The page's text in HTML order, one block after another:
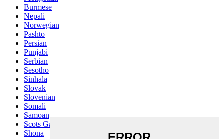
Burmese
Nepali
Norwegian
Pashto
Persian
Punjabi
Serbian
Sesotho
Sinhala
Slovak
Slovenian
Somali
Samoan
Scots Gaelic
Shona